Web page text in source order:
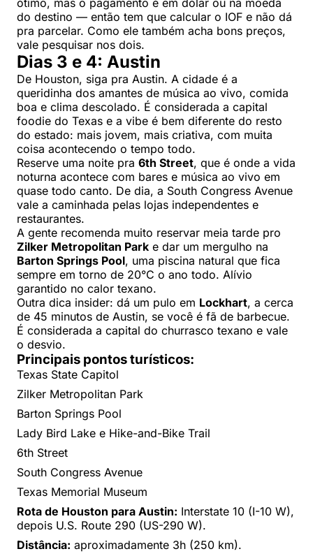
do destino — então tem que calcular o IOF e não dá
pra parcelar. Como ele também acha bons preços,
vale pesquisar nos dois.
Dias 3 e 4: Austin
De Houston, siga pra Austin. A cidade é a
queridinha dos amantes de música ao vivo, comida
boa e clima descolado. É considerada a capital
foodie do Texas e a vibe é bem diferente do resto
do estado: mais jovem, mais criativa, com muita
coisa acontecendo o tempo todo.
Reserve uma noite pra 6th Street, que é onde a vida
noturna acontece com bares e música ao vivo em
quase todo canto. De dia, a South Congress Avenue
vale a caminhada pelas lojas independentes e
restaurantes.
A gente recomenda muito reservar meia tarde pro
Zilker Metropolitan Park e dar um mergulho na
Barton Springs Pool, uma piscina natural que fica
sempre em torno de 20°C o ano todo. Alívio
garantido no calor texano.
Outra dica insider: dá um pulo em Lockhart, a cerca
de 45 minutos de Austin, se você é fã de barbecue.
É considerada a capital do churrasco texano e vale
o desvio.
Principais pontos turísticos:
Texas State Capitol
Zilker Metropolitan Park
Barton Springs Pool
Lady Bird Lake e Hike-and-Bike Trail
6th Street
South Congress Avenue
Texas Memorial Museum
Rota de Houston para Austin: Interstate 10 (I-10 W),
depois U.S. Route 290 (US-290 W).
Distância: aproximadamente 3h (250 km).